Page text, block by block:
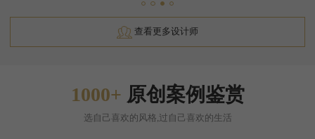
查看更多设计师
1000+ 原创案例鉴赏
选自己喜欢的风格,过自己喜欢的生活